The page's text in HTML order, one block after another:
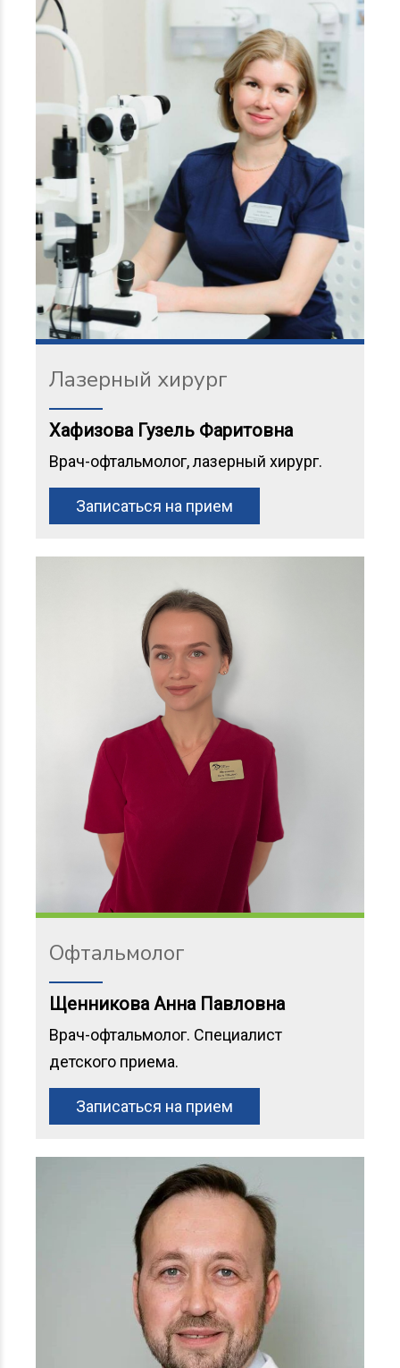
Лазерный хирург
Хафизова Гузель Фаритовна
Врач-офтальмолог, лазерный хирург.
Записаться на прием
Офтальмолог
Щенникова Анна Павловна
Врач-офтальмолог. Специалист
детского приема.
Записаться на прием